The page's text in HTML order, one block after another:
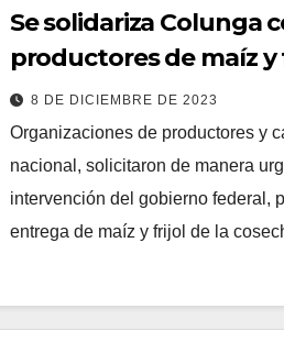
Se solidariza Colunga
productores de maíz y
intervención federal
cosechas
8 DE DICIEMBRE DE 2023
Organizaciones de productores y
nacional, solicitaron de manera
intervención del gobierno federal,
entrega de maíz y frijol de la